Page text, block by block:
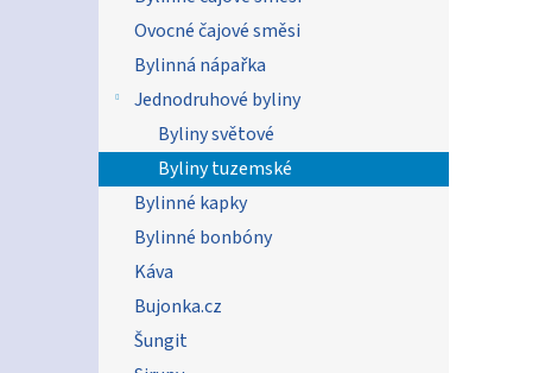
e
Ovocné čajové směsi
Bylinná nápařka
Jednodruhové byliny
Byliny světové
Byliny tuzemské
Bylinné kapky
Bylinné bonbóny
Káva
Bujonka.cz
Šungit